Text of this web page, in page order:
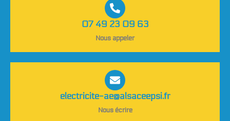
07 49 23 09 63
Nous appeler
electricite-ae@alsaceepsi.fr
Nous écrire